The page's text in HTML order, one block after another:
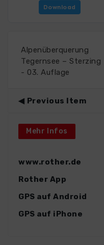
Download
Alpenüberquerung
Tegernsee – Sterzing
- 03. Auflage
Previous Item
Mehr Infos
www.rother.de
Rother App
GPS auf Android
GPS auf iPhone